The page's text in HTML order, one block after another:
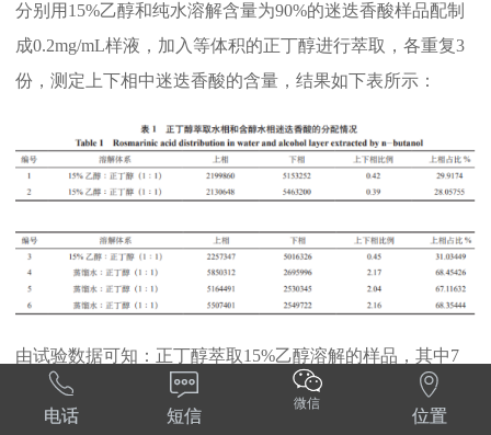
分别用15%乙醇和纯水溶解含量为90%的迷迭香酸样品配制
成0.2mg/mL样液，加入等体积的正丁醇进行萃取，各重复3
份，测定上下相中迷迭香酸的含量，结果如下表所示：
由试验数据可知：正丁醇萃取15%乙醇溶解的样品，其中7
0%左右的迷迭香酸仍然在乙醇水溶液中；正丁醇萃取水相
溶解的样品，近70%的迷迭香酸分配在有机相。故选用水溶

电话

短信
微信

位置